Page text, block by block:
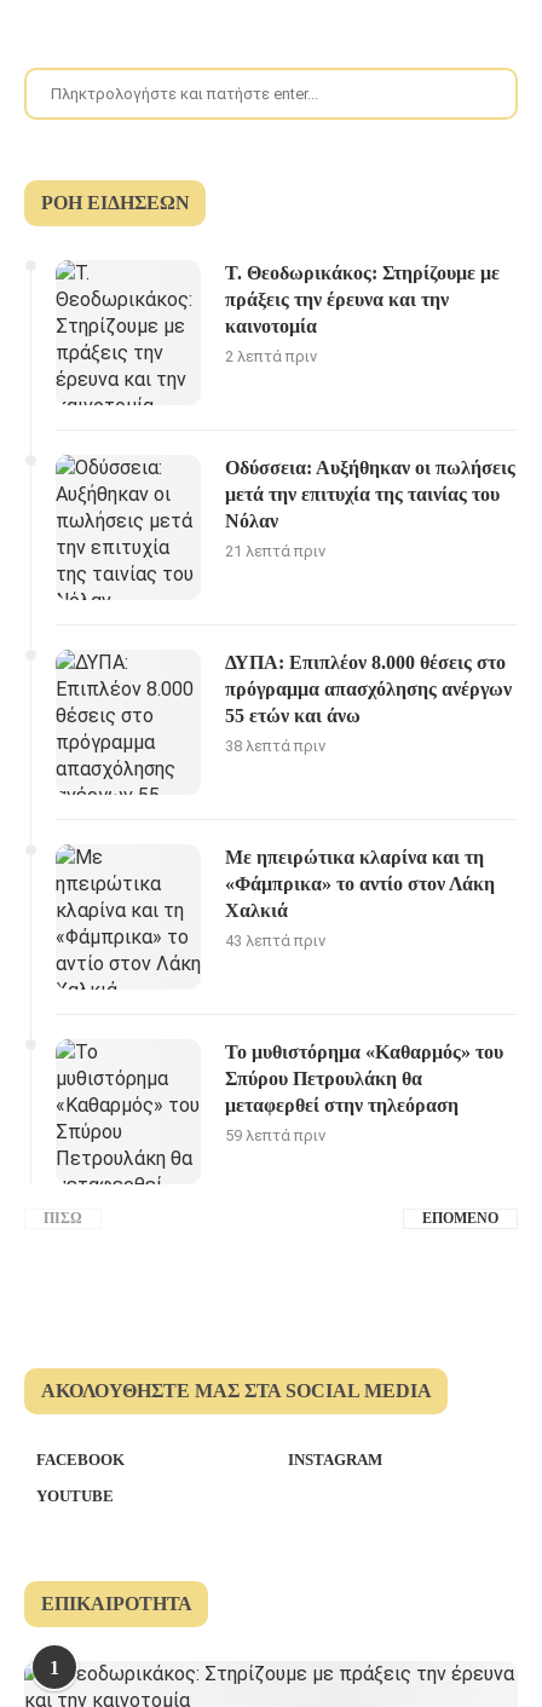
ΡΟΉ ΕΙΔΉΣΕΩΝ
Τ. Θεοδωρικάκος: Στηρίζουμε με
πράξεις την έρευνα και την
καινοτομία
2 λεπτά πριν
Οδύσσεια: Αυξήθηκαν οι πωλήσεις
μετά την επιτυχία της ταινίας του
Νόλαν
21 λεπτά πριν
ΔΥΠΑ: Επιπλέον 8.000 θέσεις στο
πρόγραμμα απασχόλησης ανέργων
55 ετών και άνω
38 λεπτά πριν
Με ηπειρώτικα κλαρίνα και τη
«Φάμπρικα» το αντίο στον Λάκη
Χαλκιά
43 λεπτά πριν
Το μυθιστόρημα «Καθαρμός» του
Σπύρου Πετρουλάκη θα
μεταφερθεί στην τηλεόραση
59 λεπτά πριν
ΠΊΣΩ ΕΠΌΜΕΝΟ
ΑΚΟΛΟΥΘΉΣΤΕ ΜΑΣ ΣΤΑ SOCIAL MEDIA
FACEBOOK
INSTAGRAM
YOUTUBE
ΕΠΙΚΑΙΡΌΤΗΤΑ
1